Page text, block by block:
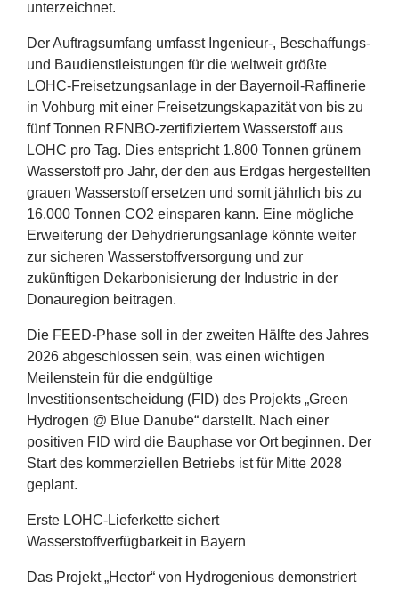
unterzeichnet.
Der Auftragsumfang umfasst Ingenieur‑, Beschaffungs-
und Baudienstleistungen für die weltweit größte
LOHC-Freisetzungsanlage in der Bayernoil-Raffinerie
in Vohburg mit einer Freisetzungskapazität von bis zu
fünf Tonnen RFNBO-zertifiziertem Wasserstoff aus
LOHC pro Tag. Dies entspricht 1.800 Tonnen grünem
Wasserstoff pro Jahr, der den aus Erdgas hergestellten
grauen Wasserstoff ersetzen und somit jährlich bis zu
16.000 Tonnen CO2 einsparen kann. Eine mögliche
Erweiterung der Dehydrierungsanlage könnte weiter
zur sicheren Wasserstoffversorgung und zur
zukünftigen Dekarbonisierung der Industrie in der
Donauregion beitragen.
Die FEED-Phase soll in der zweiten Hälfte des Jahres
2026 abgeschlossen sein, was einen wichtigen
Meilenstein für die endgültige
Investitionsentscheidung (FID) des Projekts „Green
Hydrogen @ Blue Danube“ darstellt. Nach einer
positiven FID wird die Bauphase vor Ort beginnen. Der
Start des kommerziellen Betriebs ist für Mitte 2028
geplant.
Erste LOHC-Lieferkette sichert
Wasserstoffverfügbarkeit in Bayern
Das Projekt„Hector“ von Hydrogenious demonstriert